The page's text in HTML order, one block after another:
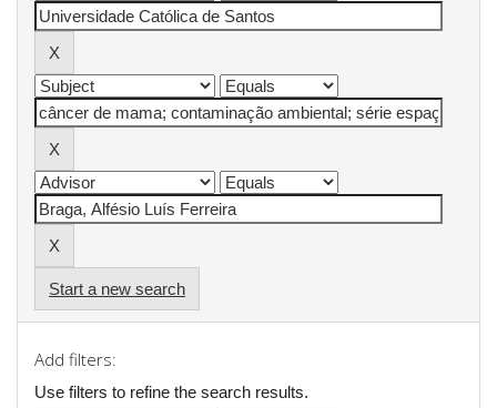
Start a new search
Add filters:
Use filters to refine the search results.